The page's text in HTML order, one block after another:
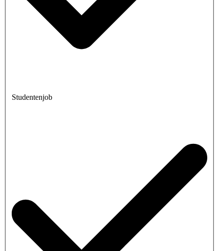
Studentenjob